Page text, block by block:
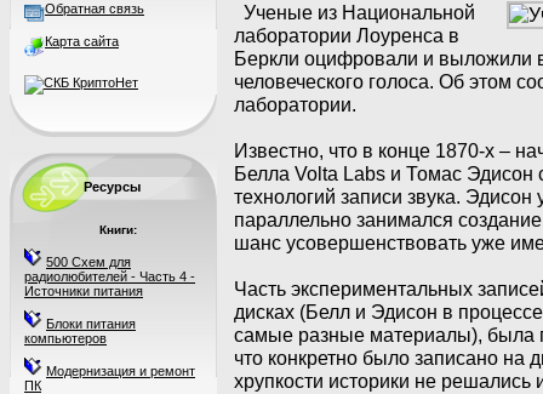
Обратная связь
Карта сайта
Ресурсы
Книги:
500 Схем для
радиолюбителей - Часть 4 -
Источники питания
Блоки питания
компьютеров
Модернизация и ремонт
ПК
Ученые из Национальной
лаборатории Лоуренса в
Беркли оцифровали и выложили
человеческого голоса. Об этом
лаборатории.
Известно, что в конце 1870-х –
Белла Volta Labs и Томас
технологий записи звука.
параллельно занимался
шанс усовершенствовать уже
Часть экспериментальных
дисках (Белл и Эдисон в
самые разные материалы), была
что конкретно было записано на
хрупкости историки не решались